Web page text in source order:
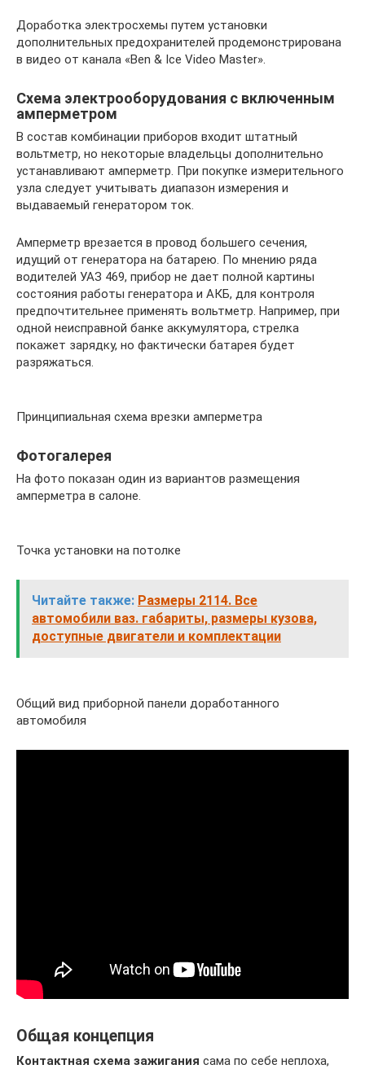
Доработка электросхемы путем установки
дополнительных предохранителей продемонстрирована
в видео от канала «Ben & Ice Video Master».
Схема электрооборудования с включенным
амперметром
В состав комбинации приборов входит штатный
вольтметр, но некоторые владельцы дополнительно
устанавливают амперметр. При покупке измерительного
узла следует учитывать диапазон измерения и
выдаваемый генератором ток.
Амперметр врезается в провод большего сечения,
идущий от генератора на батарею. По мнению ряда
водителей УАЗ 469, прибор не дает полной картины
состояния работы генератора и АКБ, для контроля
предпочтительнее применять вольтметр. Например, при
одной неисправной банке аккумулятора, стрелка
покажет зарядку, но фактически батарея будет
разряжаться.
Принципиальная схема врезки амперметра
Фотогалерея
На фото показан один из вариантов размещения
амперметра в салоне.
Точка установки на потолке
Читайте также: Размеры 2114. Все
автомобили ваз. габариты, размеры кузова,
доступные двигатели и комплектации
Общий вид приборной панели доработанного
автомобиля
Общая концепция
Контактная схема зажигания сама по себе неплоха,